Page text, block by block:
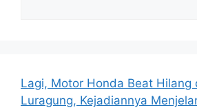
Lagi, Motor Honda Beat Hilang
Luragung, Kejadiannya